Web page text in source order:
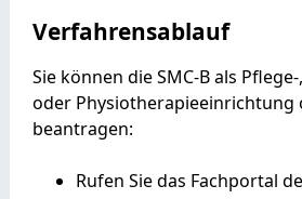
Verfahrensablauf
Sie können die SMC-B als
oder Physiotherapieeinrichtung
beantragen:
Rufen Sie das Fachportal